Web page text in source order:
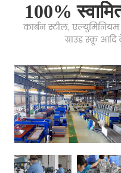
100%
कार्बन स्टील,
ग्राउंड स्क्रू